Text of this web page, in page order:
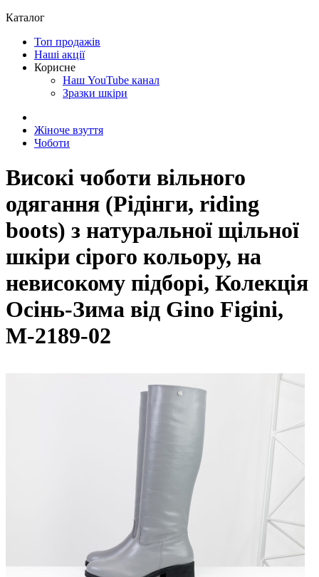
Каталог
Топ продажів
Наші акції
Корисне
Наш YouTube канал
Зразки шкіри
Жіноче взуття
Чоботи
Високі чоботи вільного
одягання (Рідінги, riding
boots) з натуральної щільної
шкіри сірого кольору, на
невисокому підборі, Колекція
Осінь-Зима від Gino Figini,
М-2189-02